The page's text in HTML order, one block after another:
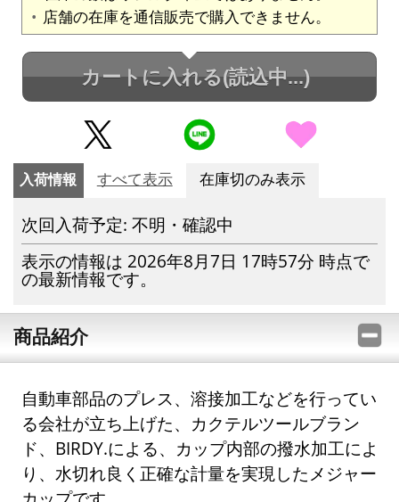
店舗の在庫を通信販売で購入できません。
カートに入れる(読込中...)
入荷情報 すべて表示 在庫切のみ表示
次回入荷予定: 不明・確認中
表示の情報は 2026年8月7日 17時57分 時点で
の最新情報です。
商品紹介
自動車部品のプレス、溶接加工などを行ってい
る会社が立ち上げた、カクテルツールブラン
ド、BIRDY.による、カップ内部の撥水加工によ
り、水切れ良く正確な計量を実現したメジャー